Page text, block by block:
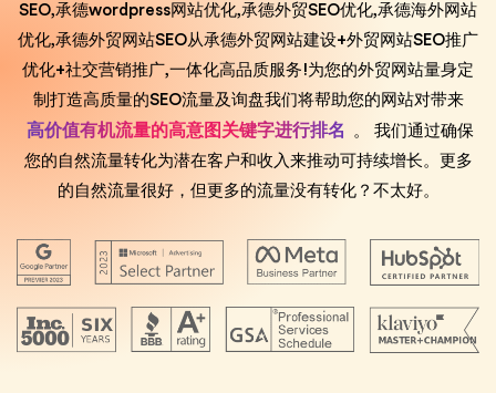
SEO,承德wordpress网站优化,承德外贸SEO优化,承德海外网站
优化,承德外贸网站SEO从承德外贸网站建设+外贸网站SEO推广
优化+社交营销推广,一体化高品质服务!为您的外贸网站量身定
制打造高质量的SEO流量及询盘我们将帮助您的网站对带来
高价值有机流量的高意图关键字进行排名
。 我们通过确保
您的自然流量转化为潜在客户和收入来推动可持续增长。更多
的自然流量很好，但更多的流量没有转化？不太好。